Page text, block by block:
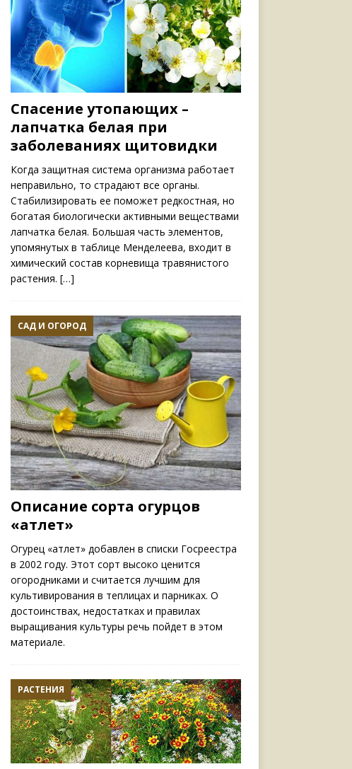
Спасение утопающих –
лапчатка белая при
заболеваниях щитовидки
Когда защитная система организма работает
неправильно, то страдают все органы.
Стабилизировать ее поможет редкостная, но
богатая биологически активными веществами
лапчатка белая. Большая часть элементов,
упомянутых в таблице Менделеева, входит в
химический состав корневища травянистого
растения. […]
САД И ОГОРОД
Описание сорта огурцов
«атлет»
Огурец «атлет» добавлен в списки Госреестра
в 2002 году. Этот сорт высоко ценится
огородниками и считается лучшим для
культивирования в теплицах и парниках. О
достоинствах, недостатках и правилах
выращивания культуры речь пойдет в этом
материале.
РАСТЕНИЯ